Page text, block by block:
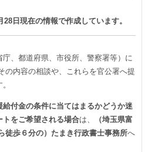
日現在の情報で作成しています。
、都道府県、市役所、警察署等）に
の内容の相談や、これらを官公署へ提
給付金の条件に当てはまるかどうか迷
をご希望される場合は、
（埼玉県富
徒歩６分の）たまき行政書士事務所へ